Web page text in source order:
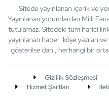
Sitede yayınlanan içerik ve
Yayınlanan yorumlardan Milli
tutulamaz. Sitedeki tüm harici
yayınlanan haber, köşe yazıları
gösterilse dahi, herhangi bir
Gizlilik Sözleşmesi
Hizmet Şartları